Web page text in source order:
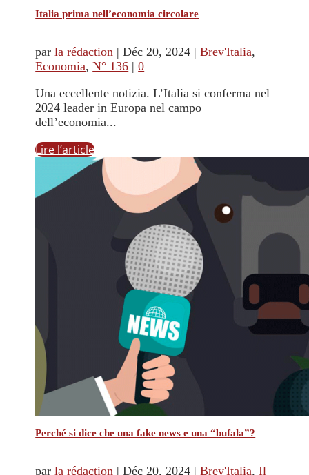
Italia prima nell’economia circolare
parla rédaction |Déc 20, 2024 |Brev'Italia,
Economia,N° 136 |0
Una eccellente notizia. L’Italia si conferma nel
2024 leader in Europa nel campo
dell’economia...
Lire l’article
Perché si dice che una fake news e una “bufala”?
parla rédaction |Déc 20, 2024 |Brev'Italia,Il